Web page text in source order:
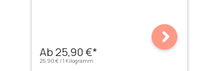
Ab 25,90 €*
25,90 € / 1 Kilogramm